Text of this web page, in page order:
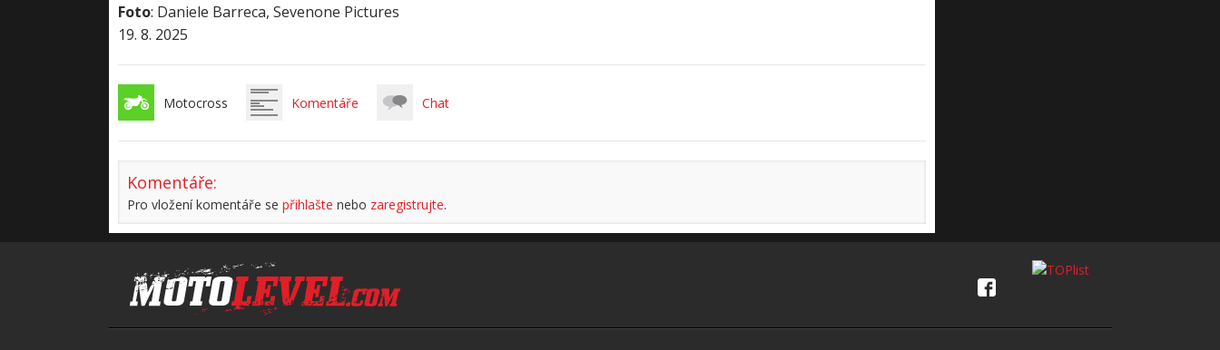
Foto: Daniele Barreca, Sevenone Pictures
19. 8. 2025
Motocross Komentáře Chat
Komentáře:
Pro vložení komentáře se přihlašte nebo zaregistrujte.